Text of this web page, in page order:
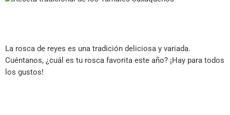
La rosca de reyes es una tradición deliciosa y variada.
Cuéntanos, ¿cuál es tu rosca favorita este año? ¡Hay para todos
los gustos!